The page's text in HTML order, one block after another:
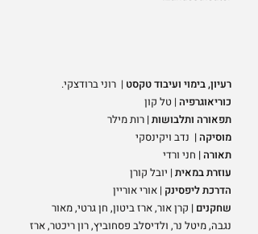
רעיון, בימוי ועיבוד טקסט | רוני ברודצקי.
כוריאוגרפיה | טל קון
תפאורה ותלבושות | רות מילר
מוסיקה | נדב ויקינסקי
תאורה | חני ורדי
עוזרת במאית | יובל קורן
הדרכת ליפסינק | אורי אוריין
שחקנים | קרן אור, ארז ביטון, חן גרטי, מאור
נגבה, מיטל נר, ולדיסלב פסחוביץ, רון ריכטר, ארז